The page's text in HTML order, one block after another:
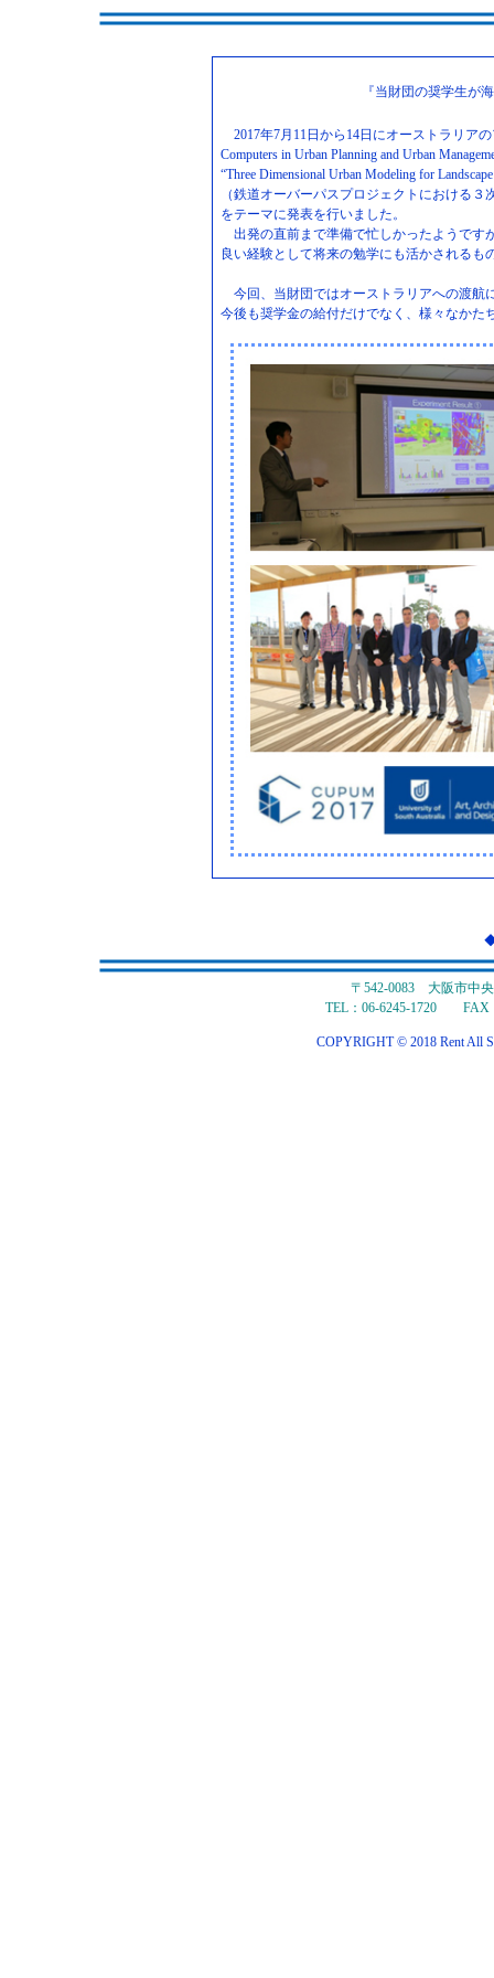
『当財団の奨学生が
2017年7月11日から14日にオーストラリア
Computers in Urban Planning and Urban
“Three Dimensional Urban Modeling for
（鉄道オーバーパスプロジェクトにおける
をテーマに発表を行いました。
出発の直前まで準備で忙しかったようです
良い経験として将来の勉学にも活かされるも
今回、当財団ではオーストラリアへの渡航
今後も奨学金の給付だけでなく、様々なかた
〒542-0083 大阪市中
TEL：06-6245-1720 FAX
COPYRIGHT © 2018 Rent All